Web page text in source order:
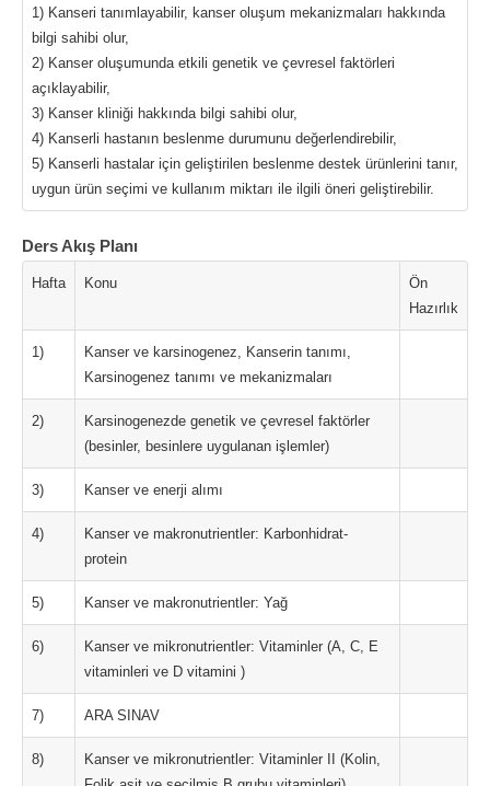
1) Kanseri tanımlayabilir, kanser oluşum mekanizmaları hakkında
bilgi sahibi olur,
2) Kanser oluşumunda etkili genetik ve çevresel faktörleri
açıklayabilir,
3) Kanser kliniği hakkında bilgi sahibi olur,
4) Kanserli hastanın beslenme durumunu değerlendirebilir,
5) Kanserli hastalar için geliştirilen beslenme destek ürünlerini tanır,
uygun ürün seçimi ve kullanım miktarı ile ilgili öneri geliştirebilir.
Ders Akış Planı
Hafta Konu
Ön
Hazırlık
1)
Kanser ve karsinogenez, Kanserin tanımı,
Karsinogenez tanımı ve mekanizmaları
2)
Karsinogenezde genetik ve çevresel faktörler
(besinler, besinlere uygulanan işlemler)
3) Kanser ve enerji alımı
4)
Kanser ve makronutrientler: Karbonhidrat-
protein
5) Kanser ve makronutrientler: Yağ
6)
Kanser ve mikronutrientler: Vitaminler (A, C, E
vitaminleri ve D vitamini )
7) ARA SINAV
8)
Kanser ve mikronutrientler: Vitaminler II (Kolin,